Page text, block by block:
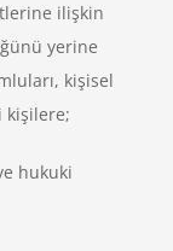
ilişkin
yerine
kişisel
kişilere;
hukuki